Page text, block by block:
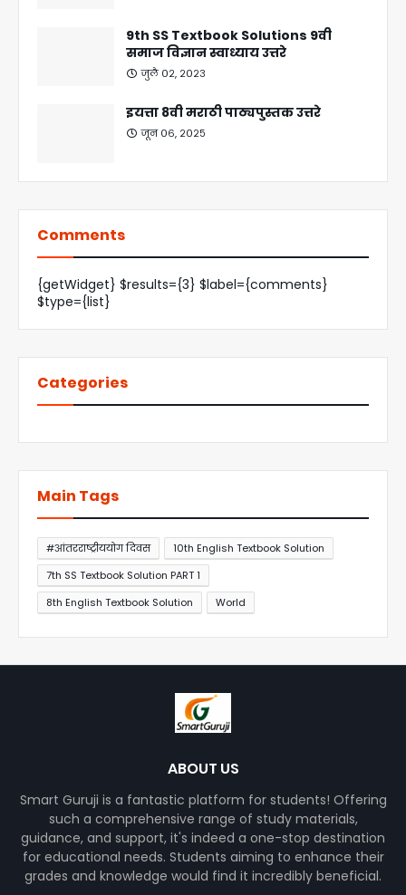
9th SS Textbook Solutions 9वी
समाज विज्ञान स्वाध्याय उत्तरे
जुलै ०२, २०२३
इयत्ता 8वी मराठी पाठ्यपुस्तक उत्तरे
जून ०६, २०२५
Comments
{getWidget} $results={3} $label={comments}
$type={list}
Categories
Main Tags
#आंतरराष्ट्रीययोग दिवस
10th English Textbook Solution
7th SS Textbook Solution PART 1
8th English Textbook Solution
World
ABOUT US
Smart Guruji is a fantastic platform for students! Offering
such a comprehensive range of study materials,
guidance, and support, it's indeed a one-stop destination
for educational needs. Students aiming to enhance their
grades and knowledge would find it incredibly beneficial.